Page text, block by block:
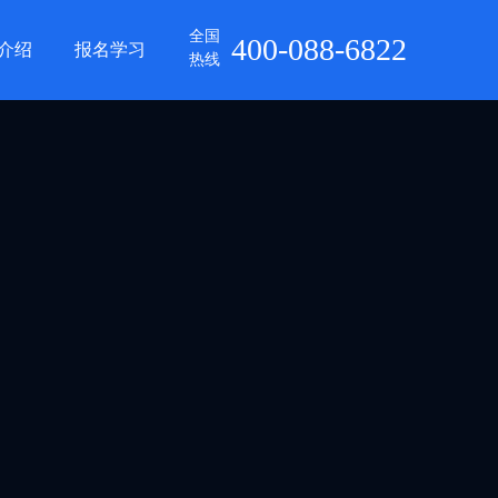
全国
热线
400-088-6822
报名学习
绍